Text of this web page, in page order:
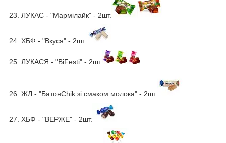
23. ЛУКАС - "Мармілайк" - 2шт.
24. ХБФ - "Вкуся" - 2шт.
25. ЛУКАСЯ - "BiFesti" - 2шт.
26. ЖЛ - "БатонChik зі смаком молока" - 2шт.
27. ХБФ - "ВЕРЖЕ" - 2шт.